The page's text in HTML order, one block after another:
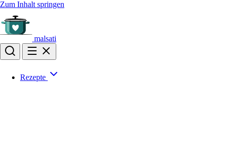
Zum Inhalt springen
malsati
Rezepte